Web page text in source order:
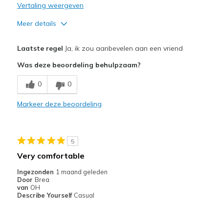
Vertaling weergeven
Meer details
Stylish
Beste toepassingen
Casual Wear
View On Shoes
I'm Into Shoes
Laatste regel Ja, ik zou aanbevelen aan een vriend
Was deze beoordeling behulpzaam?
0 0
Markeer deze beoordeling
5
Very comfortable
Ingezonden 1 maand geleden
Door Brea
van OH
Describe Yourself Casual